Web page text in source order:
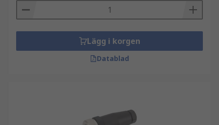
M9
Miniatyr
Vad används industriella cirkulära
elektriska enheter med olika kontaktstandarder. I
vissa fall är cirkulära kontakter utformade för att
Lägg i korgen
Datablad